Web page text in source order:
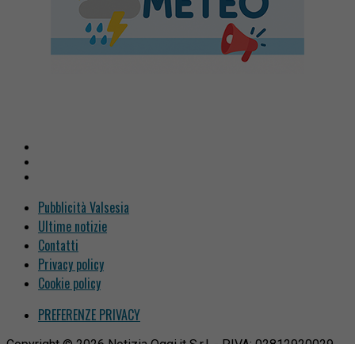
Pubblicità Valsesia
Ultime notizie
Contatti
Privacy policy
Cookie policy
PREFERENZE PRIVACY